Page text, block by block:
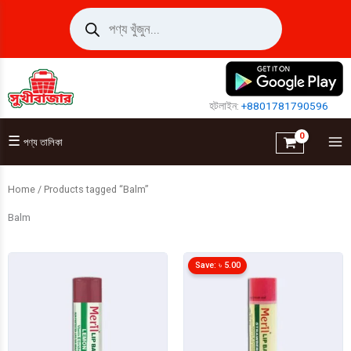
Products
search
হটলাইন:+8801781790596
☰ পণ্য তালিকা
Home / Products tagged “Balm”
Balm
Save: ৳ 5.00